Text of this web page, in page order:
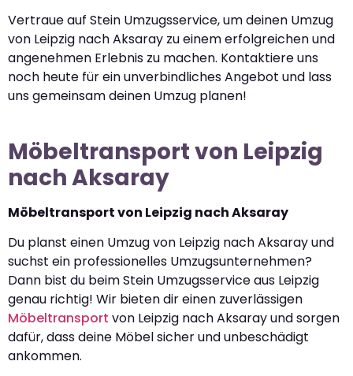
Vertraue auf Stein Umzugsservice, um deinen Umzug
von Leipzig nach Aksaray zu einem erfolgreichen und
angenehmen Erlebnis zu machen. Kontaktiere uns
noch heute für ein unverbindliches Angebot und lass
uns gemeinsam deinen Umzug planen!
Möbeltransport von Leipzig
nach Aksaray
Möbeltransport von Leipzig nach Aksaray
Du planst einen Umzug von Leipzig nach Aksaray und
suchst ein professionelles Umzugsunternehmen?
Dann bist du beim Stein Umzugsservice aus Leipzig
genau richtig! Wir bieten dir einen zuverlässigen
Möbeltransport von Leipzig nach Aksaray und sorgen
dafür, dass deine Möbel sicher und unbeschädigt
ankommen.